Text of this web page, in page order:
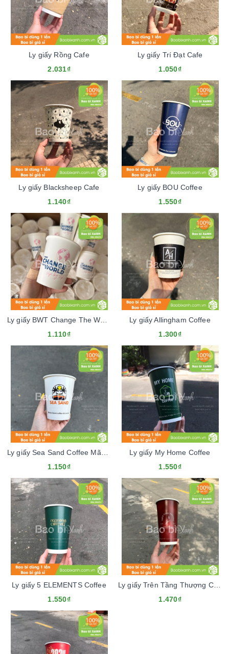
Ly giấy Rồng Cafe
2.031₫
Ly giấy Trí Đạt Cafe
1.050₫
Ly giấy Blacksheep Cafe
1.140₫
Ly giấy BOU Coffee
1.550₫
Ly giấy BWT Change The World
1.110₫
Ly giấy Allingham Coffee
1.300₫
Ly giấy Sea Sand Coffee Mãu Tết 2024
1.150₫
Ly giấy My Home Coffee
1.550₫
Ly giấy 5 ELEMENTS Coffee
1.550₫
Ly giấy Trên Tầng Thượng Cafe
1.470₫